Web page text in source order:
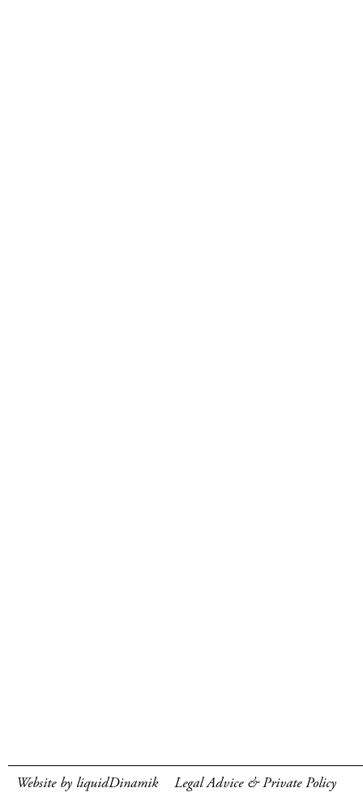
Website by liquidDinamik Legal Advice & Private Policy